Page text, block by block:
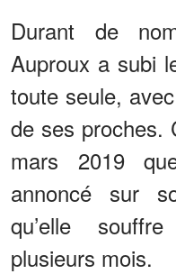
Durant de
Auproux a subi
toute seule,
de ses proches.
mars 2019
annoncé sur
qu’elle
plusieurs mois.